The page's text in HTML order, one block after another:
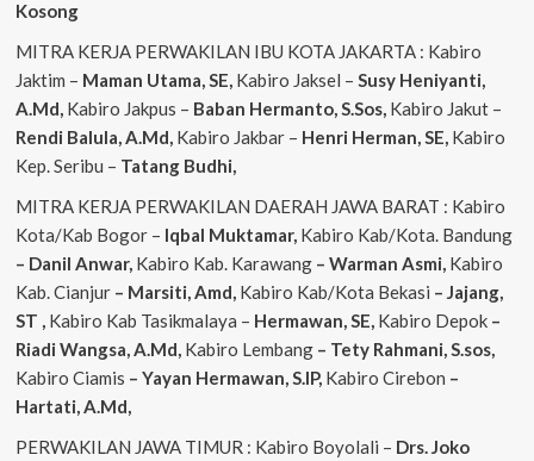
Kosong
MITRA KERJA PERWAKILAN IBU KOTA JAKARTA : Kabiro
Jaktim – Maman Utama, SE, Kabiro Jaksel – Susy Heniyanti,
A.Md, Kabiro Jakpus – Baban Hermanto, S.Sos, Kabiro Jakut –
Rendi Balula, A.Md, Kabiro Jakbar – Henri Herman, SE, Kabiro
Kep. Seribu – Tatang Budhi,
MITRA KERJA PERWAKILAN DAERAH JAWA BARAT : Kabiro
Kota/Kab Bogor – Iqbal Muktamar, Kabiro Kab/Kota. Bandung
– Danil Anwar, Kabiro Kab. Karawang – Warman Asmi, Kabiro
Kab. Cianjur– Marsiti, Amd, Kabiro Kab/Kota Bekasi – Jajang,
ST , Kabiro Kab Tasikmalaya – Hermawan, SE, Kabiro Depok–
Riadi Wangsa, A.Md, Kabiro Lembang– Tety Rahmani, S.sos,
Kabiro Ciamis – Yayan Hermawan, S.IP, Kabiro Cirebon –
Hartati, A.Md,
PERWAKILAN JAWA TIMUR : Kabiro Boyolali – Drs. Joko